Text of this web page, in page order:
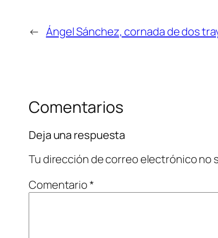
← Ángel Sánchez, cornada de dos
Comentarios
Deja una respuesta
Tu dirección de correo electrónico no
Comentario*